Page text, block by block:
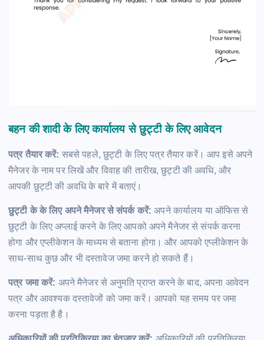
बहन की शादी के लिए कार्यालय से छुट्टी के लिए आवेदन
पत्र तैयार करें: सबसे पहले, छुट्टी के लिए पत्र तैयार करें। आप इसे अपने
मैनेजर के नाम पर लिखें और विवाह की तारीख, छुट्टी की अवधि, और
आपकी छुट्टी की अवधि के बारे में बताएं।
छुट्टी के के लिए अपने मैनेजर से संपर्क करें: अपने कार्यालय या ऑफिस से
छुट्टी के लिए अप्लाई करने के लिए आपको अपने मैनेजर से संपर्क करना
होगा और एप्लीकेशन के माध्यम से बताना होगा। और आपको एप्लीकेशन के
साथ-साथ कुछ और भी दस्तावेज जमा करने हो सकते हैं।
पत्र जमा करें: अपने मैनेजर से अनुमति प्राप्त करने के बाद, अपना आवेदन
पत्र और आवश्यक दस्तावेजों को जमा करें। आपको यह समय पर जमा
करना पड़ता है है।